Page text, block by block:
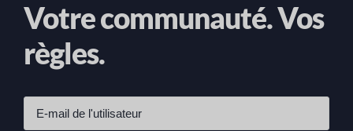
Votre communauté. Vos
règles.